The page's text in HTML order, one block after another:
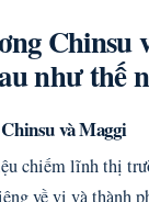
Chinsu
như thế
và Maggi
chiếm lĩnh thị
về vị và thành